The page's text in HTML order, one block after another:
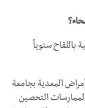
باللقاح سنوياً
المعدية بجامعة
لممارسات التحصين